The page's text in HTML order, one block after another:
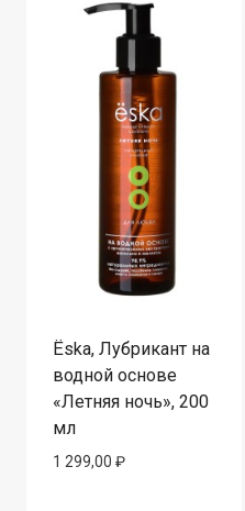
Ёska, Лубрикант на
водной основе
«Летняя ночь», 200
мл
1 299,00 ₽